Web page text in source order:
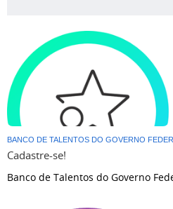
BANCO DE TALENTOS DO GOVERNO
Cadastre-se!
Banco de Talentos do Governo